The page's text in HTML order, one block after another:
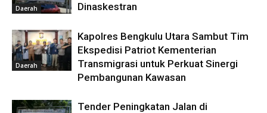
Daerah
Dinaskestran
Daerah
Kapolres Bengkulu Utara Sambut Tim
Ekspedisi Patriot Kementerian
Transmigrasi untuk Perkuat Sinergi
Pembangunan Kawasan
Tender Peningkatan Jalan di